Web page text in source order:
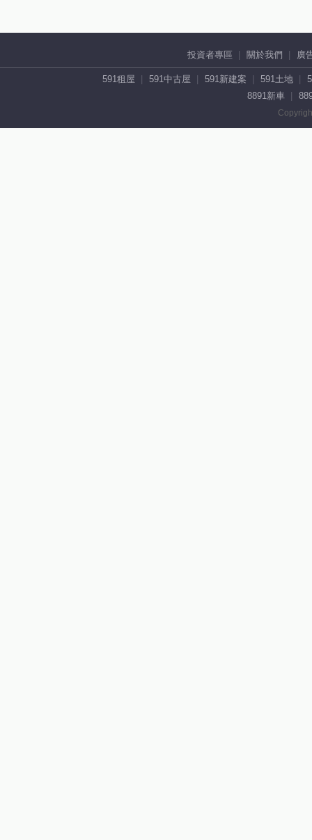
投資者專區 關於我們 廣
591租屋 591中古屋 591新建案 591土地
8891新車